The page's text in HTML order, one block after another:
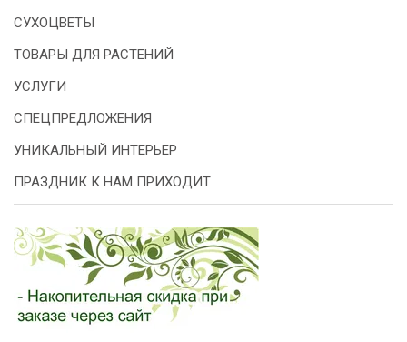
СУХОЦВЕТЫ
ТОВАРЫ ДЛЯ РАСТЕНИЙ
УСЛУГИ
СПЕЦПРЕДЛОЖЕНИЯ
УНИКАЛЬНЫЙ ИНТЕРЬЕР
ПРАЗДНИК К НАМ ПРИХОДИТ